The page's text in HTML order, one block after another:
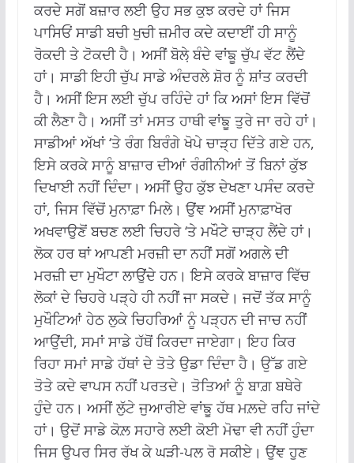
ਕਰਦੇ ਸਗੋਂ ਬਜ਼ਾਰ ਲਈ ਉਹ ਸਭ ਕੁਝ ਕਰਦੇ ਹਾਂ ਜਿਸ
ਪਾਸਿਓਂ ਸਾਡੀ ਬਚੀ ਖੁਚੀ ਜ਼ਮੀਰ ਕਦੇ ਕਦਾਈਂ ਹੀ ਸਾਨੂੰ
ਰੋਕਦੀ ਤੇ ਟੋਕਦੀ ਹੈ। ਅਸੀਂ ਬੋਲੇ਼ ਬੰਦੇ ਵਾਂਙੂ ਚੁੱਪ ਵੱਟ ਲੈਂਦੇ
ਹਾਂ। ਸਾਡੀ ਇਹੀ ਚੁੱਪ ਸਾਡੇ ਅੰਦਰਲੇ ਸ਼ੋਰ ਨੂੰ ਸ਼ਾਂਤ ਕਰਦੀ
ਹੈ। ਅਸੀਂ ਇਸ ਲਈ ਚੁੱਪ ਰਹਿੰਦੇ ਹਾਂ ਕਿ ਅਸਾਂ ਇਸ ਵਿੱਚੋਂ
ਕੀ ਲੈਣਾ ਹੈ। ਅਸੀਂ ਤਾਂ ਮਸਤ ਹਾਥੀ ਵਾਂਙੂ ਤੁਰੇ ਜਾ ਰਹੇ ਹਾਂ।
ਸਾਡੀਆਂ ਅੱਖਾਂ ‘ਤੇ ਰੰਗ ਬਿਰੰਗੇ ਖੋਪੇ ਚਾੜ੍ਹ ਦਿੱਤੇ ਗਏ ਹਨ,
ਇਸੇ ਕਰਕੇ ਸਾਨੂੰ ਬਾਜ਼ਾਰ ਦੀਆਂ ਰੰਗੀਨੀਆਂ ਤੋਂ ਬਿਨਾਂ ਕੁੱਝ
ਦਿਖਾਈ ਨਹੀਂ ਦਿੰਦਾ। ਅਸੀਂ ਉਹ ਕੁੱਝ ਦੇਖਣਾ ਪਸੰਦ ਕਰਦੇ
ਹਾਂ, ਜਿਸ ਵਿੱਚੋਂ ਮੁਨਾਫ਼ਾ ਮਿਲੇ। ਉਂਞ ਅਸੀਂ ਮੁਨਾਫ਼ਾਖੋਰ
ਅਖਵਾਉਣੋਂ ਬਚਣ ਲਈ ਚਿਹਰੇ ‘ਤੇ ਮਖੌਟੇ ਚਾੜ੍ਹ ਲੈਂਦੇ ਹਾਂ।
ਲੋਕ ਹਰ ਥਾਂ ਆਪਣੀ ਮਰਜ਼ੀ ਦਾ ਨਹੀਂ ਸਗੋਂ ਅਗਲੇ ਦੀ
ਮਰਜ਼ੀ ਦਾ ਮੁਖੌਟਾ ਲਾਉਂਦੇ ਹਨ। ਇਸੇ ਕਰਕੇ ਬਾਜ਼ਾਰ ਵਿੱਚ
ਲੋਕਾਂ ਦੇ ਚਿਹਰੇ ਪੜ੍ਹੇ ਹੀ ਨਹੀਂ ਜਾ ਸਕਦੇ। ਜਦੋਂ ਤੱਕ ਸਾਨੂੰ
ਮੁਖੌਟਿਆਂ ਹੇਠ ਲੁਕੇ ਚਿਹਰਿਆਂ ਨੂੰ ਪੜ੍ਹਨ ਦੀ ਜਾਚ ਨਹੀਂ
ਆਉਂਦੀ, ਸਮਾਂ ਸਾਡੇ ਹੱਥੋਂ ਕਿਰਦਾ ਜਾਏਗਾ। ਇਹ ਕਿਰ
ਰਿਹਾ ਸਮਾਂ ਸਾਡੇ ਹੱਥਾਂ ਦੇ ਤੋਤੇ ਉਡਾ ਦਿੰਦਾ ਹੈ। ਉੱਡ ਗਏ
ਤੋਤੇ ਕਦੇ ਵਾਪਸ ਨਹੀਂ ਪਰਤਦੇ। ਤੋਤਿਆਂ ਨੂੰ ਬਾਗ਼ ਬਥੇਰੇ
ਹੁੰਦੇ ਹਨ। ਅਸੀਂ ਲੁੱਟੇ ਜੁਆਰੀਏ ਵਾਂਙੂ ਹੱਥ ਮਲ਼ਦੇ ਰਹਿ ਜਾਂਦੇ
ਹਾਂ। ਉਦੋਂ ਸਾਡੇ ਕੋਲ਼ ਸਹਾਰੇ ਲਈ ਕੋਈ ਮੋਢਾ ਵੀ ਨਹੀਂ ਹੁੰਦਾ
ਜਿਸ ਉਪਰ ਸਿਰ ਰੱਖ ਕੇ ਘੜੀ-ਪਲ ਰੋ ਸਕੀਏ। ਉਂਞ ਹੁਣ